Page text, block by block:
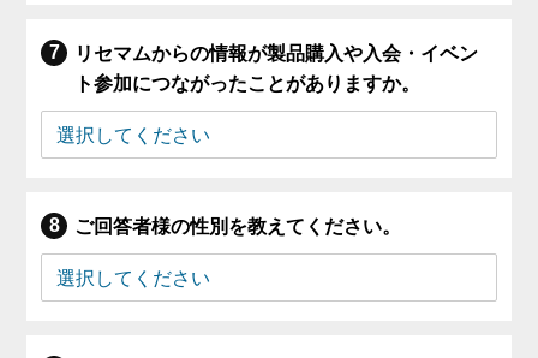
リセマムからの情報が製品購入や入会・イベン
ト参加につながったことがありますか。
ご回答者様の性別を教えてください。